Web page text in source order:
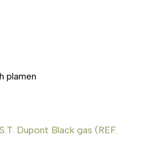
plamen
S.T. Dupont Black gas (REF.